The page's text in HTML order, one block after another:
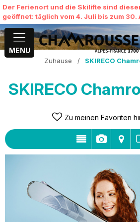
Der Ferienort und die Skilifte sind
geöffnet: täglich vom 4. Juli bis zum 30.
MENU
Zuhause / SKIRECO
SKIRECO
Zu meinen Favoriten